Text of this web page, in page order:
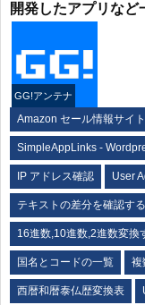
開発したアプリなど
GG!アンテナ
Amazon セール情報サイト
SimpleAppLinks -
IP アドレス確認 User
テキストの差分を確認す
16進数,10進数,2進数変換
国名とコードの一覧 複
西暦和暦泰仏歴変換表